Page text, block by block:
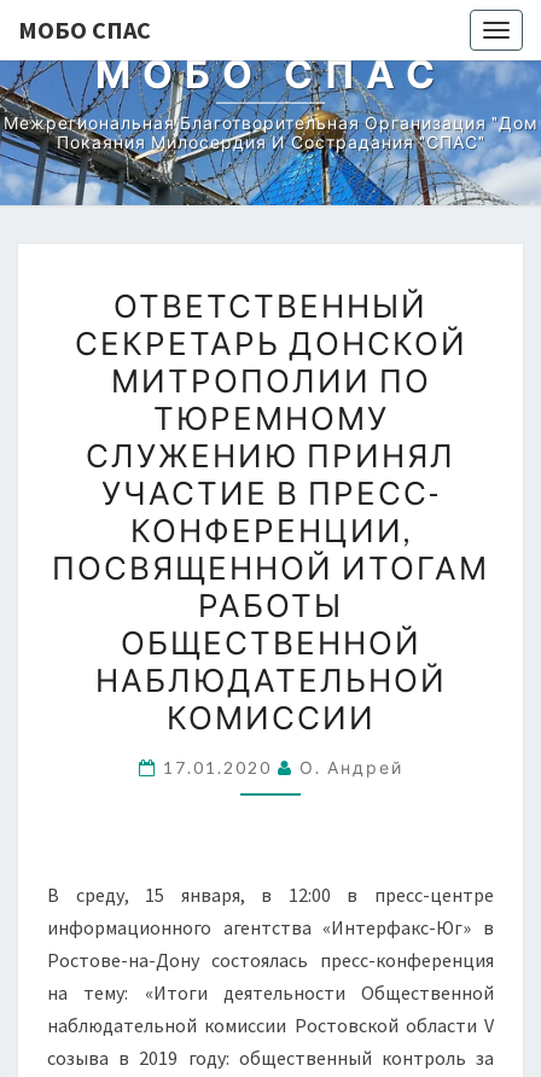
МОБО СПАС
МОБО СПАС
Межрегиональная Благотворительная Организация "Дом
Покаяния Милосердия И Сострадания "СПАС"
СЕКРЕТАРЬ
ДОНСКОЙ
МИТРОПОЛИИ
ПО
ТЮРЕМНОМУ
СЛУЖЕНИЮ
ПРИНЯЛ
УЧАСТИЕ
В
ПРЕСС-
КОНФЕРЕНЦИИ,
ПОСВЯЩЕННОЙ
ИТОГАМ
РАБОТЫ
ОБЩЕСТВЕННОЙ
НАБЛЮДАТЕЛЬНОЙ
ОТВЕТСТВЕННЫЙ
СЕКРЕТАРЬ ДОНСКОЙ
МИТРОПОЛИИ ПО
ТЮРЕМНОМУ
СЛУЖЕНИЮ ПРИНЯЛ
УЧАСТИЕ В ПРЕСС-
КОНФЕРЕНЦИИ,
ПОСВЯЩЕННОЙ ИТОГАМ
РАБОТЫ
ОБЩЕСТВЕННОЙ
НАБЛЮДАТЕЛЬНОЙ
КОМИССИИ
17.01.2020 О. Андрей
В среду, 15 января, в 12:00 в пресс-центре
информационного агентства «Интерфакс-Юг» в
Ростове-на-Дону состоялась пресс-конференция
на тему: «Итоги деятельности Общественной
наблюдательной комиссии Ростовской области V
созыва в 2019 году: общественный контроль за